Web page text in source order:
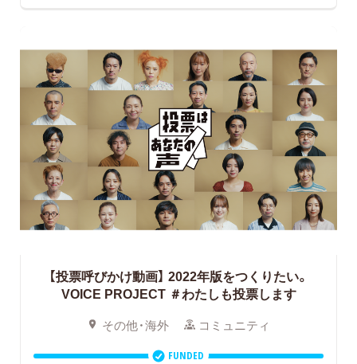
【投票呼びかけ動画】 2022年版をつくりたい。
VOICE PROJECT ＃わたしも投票します
その他・海外 コミュニティ
FUNDED